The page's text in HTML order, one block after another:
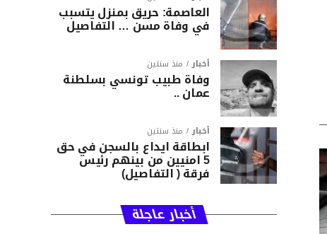
العاصمة: حريق بمنزل يتسبب
في وفاة مسن … التفاصيل
أخبار منذ سنتين
وفاة طبيب تونسي بسلطنة
عمان ..
أخبار منذ سنتين
ابطاقة ايداع بالسجن في حق
5 امنيين من بينهم رئيس
فرقة ( التفاصيل)
أخبار عاجلة